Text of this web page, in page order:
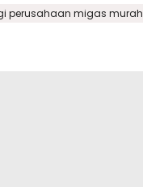
perusahaan migas murah